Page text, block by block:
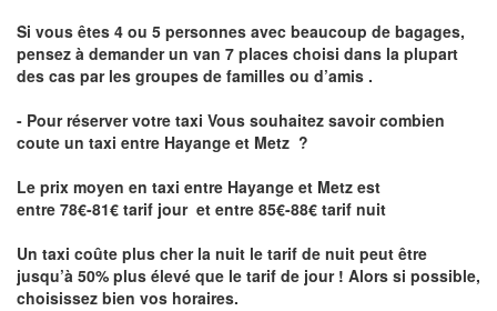
Si vous êtes 4 ou 5 personnes avec beaucoup de bagages,
pensez à demander un van 7 places choisi dans la plupart
des cas par les groupes de familles ou d’amis .
- Pour réserver votre taxi Vous souhaitez savoircombien
coute un taxi entre Hayange et Metz ?
Le prix moyen en taxi entre Hayange et Metz est
entre 78€-81€ tarif jour et entre 85€-88€ tarif nuit
Un taxi coûte plus cher la nuit le tarif de nuit peut être
jusqu’à 50% plus élevé que le tarif de jour ! Alors si possible,
choisissez bien vos horaires.